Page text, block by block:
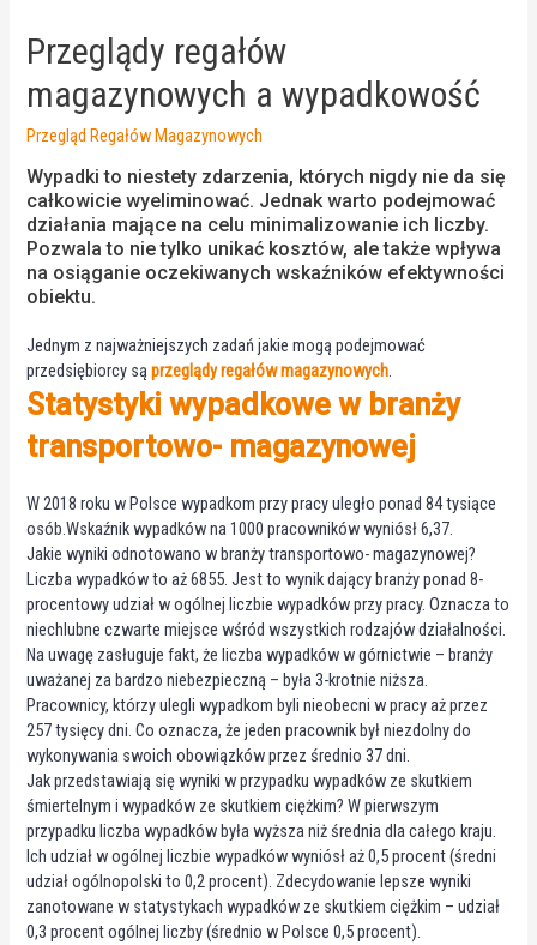
Przeglądy regałów
magazynowych a wypadkowość
Przegląd Regałów Magazynowych
Wypadki to niestety zdarzenia, których nigdy nie da się
całkowicie wyeliminować. Jednak warto podejmować
działania mające na celu minimalizowanie ich liczby.
Pozwala to nie tylko unikać kosztów, ale także wpływa
na osiąganie oczekiwanych wskaźników efektywności
obiektu.
Jednym z najważniejszych zadań jakie mogą podejmować
przedsiębiorcy sąprzeglądy regałów magazynowych.
Statystyki wypadkowe w branży
transportowo- magazynowej
W 2018 roku w Polsce wypadkom przy pracy uległo ponad 84 tysiące
osób.Wskaźnik wypadków na 1000 pracowników wyniósł 6,37.
Jakie wyniki odnotowano w branży transportowo- magazynowej?
Liczba wypadków to aż 6855. Jest to wynik dający branży ponad 8-
procentowy udział w ogólnej liczbie wypadków przy pracy. Oznacza to
niechlubne czwarte miejsce wśród wszystkich rodzajów działalności.
Na uwagę zasługuje fakt, że liczba wypadków w górnictwie – branży
uważanej za bardzo niebezpieczną – była 3-krotnie niższa.
Pracownicy, którzy ulegli wypadkom byli nieobecni w pracy aż przez
257 tysięcy dni. Co oznacza, że jeden pracownik był niezdolny do
wykonywania swoich obowiązków przez średnio 37 dni.
Jak przedstawiają się wyniki w przypadku wypadków ze skutkiem
śmiertelnym i wypadków ze skutkiem ciężkim? W pierwszym
przypadku liczba wypadków była wyższa niż średnia dla całego kraju.
Ich udział w ogólnej liczbie wypadków wyniósł aż 0,5 procent (średni
udział ogólnopolski to 0,2 procent). Zdecydowanie lepsze wyniki
zanotowane w statystykach wypadków ze skutkiem ciężkim – udział
0,3 procent ogólnej liczby (średnio w Polsce 0,5 procent).